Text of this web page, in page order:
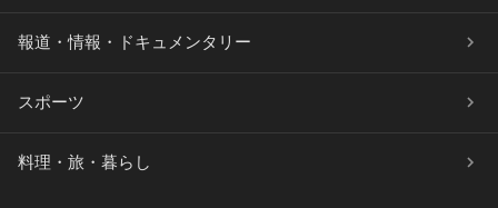
報道・情報・ドキュメンタリー
スポーツ
料理・旅・暮らし